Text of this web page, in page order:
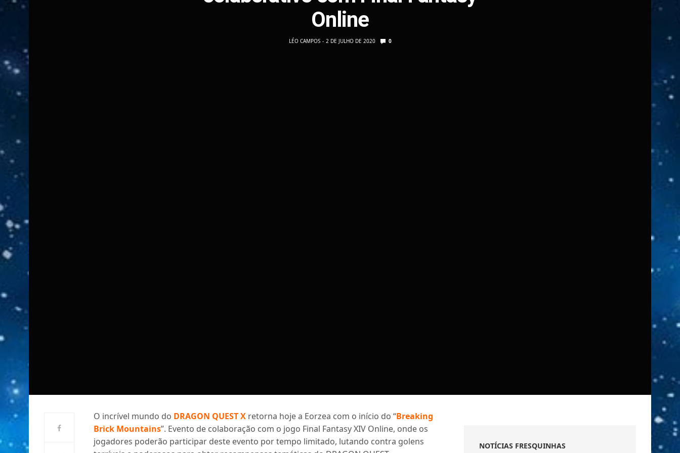
Online
LÉO CAMPOS 2 DE JULHO DE 2020 0
O incrível mundo do DRAGON QUEST X retorna hoje a Eorzea com o início do “Breaking
Brick Mountains”. Evento de colaboração com o jogo Final Fantasy XIV Online, onde os
jogadores poderão participar deste evento por tempo limitado, lutando contra golens
NOTÍCIAS FRESQUINHAS